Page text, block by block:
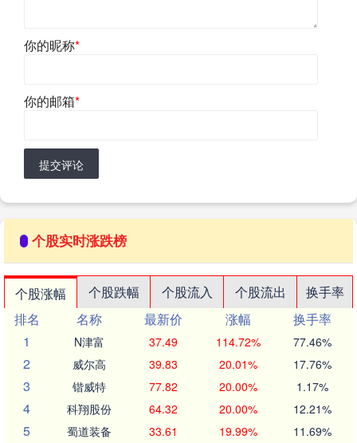
你的昵称*
你的邮箱*
提交评论
个股实时涨跌榜
个股涨幅 个股跌幅 个股流入 个股流出
换手率
排名
名称 最新价 涨幅
换手率
1
N津富 37.49 114.72% 77.46%
2 威尔高 39.83 20.01% 17.76%
3 锴威特 77.82 20.00% 1.17%
4 科翔股份 64.32 20.00% 12.21%
5 蜀道装备 33.61 19.99% 11.69%